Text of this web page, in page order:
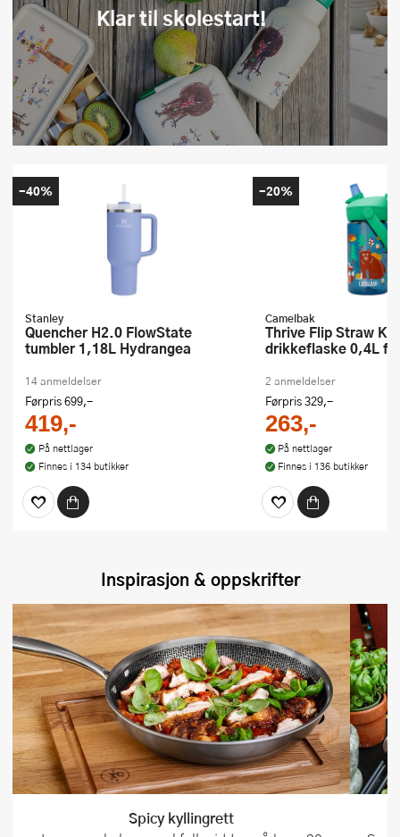
Klar til skolestart!
Stanley
Quencher H2.0 FlowState
tumbler 1,18L Hydrangea
14 anmeldelser
Førpris699,-
419,-
På nettlager
Finnes i 134 butikker
-40%
Camelbak
Thrive Flip Straw Kids
drikkeflaske 0,4L
2 anmeldelser
Førpris329,-
263,-
På nettlager
Finnes i 136 butikker
-20%
Inspirasjon & oppskrifter
Spicy kyllingrett